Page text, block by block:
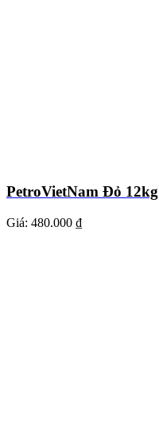
PetroVietNam Đỏ 12kg
Giá: 480.000 ₫